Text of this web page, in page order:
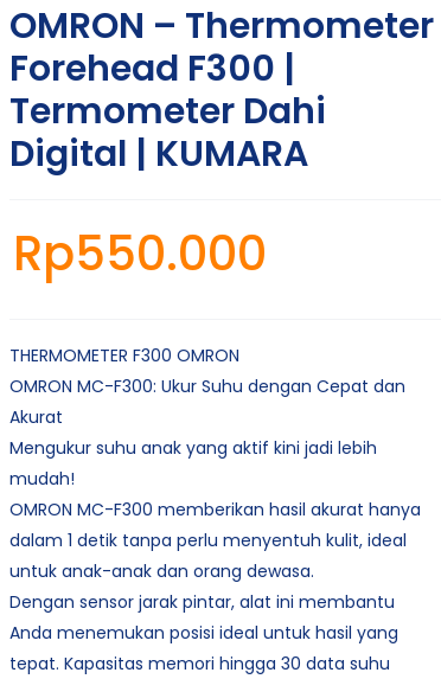
OMRON – Thermometer
Forehead F300 |
Termometer Dahi
Digital | KUMARA
Rp550.000
THERMOMETER F300 OMRON
OMRON MC-F300: Ukur Suhu dengan Cepat dan
Akurat
Mengukur suhu anak yang aktif kini jadi lebih
mudah!
OMRON MC-F300 memberikan hasil akurat hanya
dalam 1 detik tanpa perlu menyentuh kulit, ideal
untuk anak-anak dan orang dewasa.
Dengan sensor jarak pintar, alat ini membantu
Anda menemukan posisi ideal untuk hasil yang
tepat. Kapasitas memori hingga 30 data suhu